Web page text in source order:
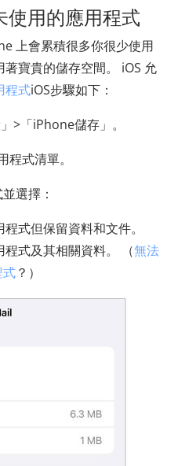
使用的應用程式
上會累積很多你很少使用
寶貴的儲存空間。 iOS 允
程式iOS步驟如下：
>「iPhone儲存」。
式清單。
選擇：
式但保留資料和文件。
程式及其相關資料。 （無法
？）